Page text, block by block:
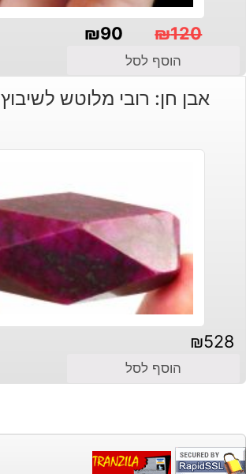
₪120
המקורי
היה:
₪90
הנוכחי
הוא:
הוסף לסל
אבן חן: רובי מלוטש לשיבוץ 160 קרט
₪528
הוסף לסל